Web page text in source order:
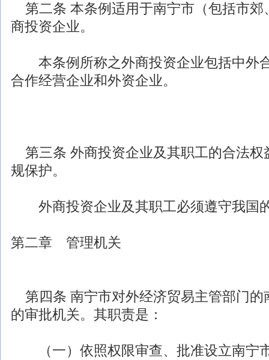
第二条 本条例适用于南宁市（包括市郊
商投资企业。
本条例所称之外商投资企业包括中外
合作经营企业和外资企业。
第三条 外商投资企业及其职工的合法权
规保护。
外商投资企业及其职工必须遵守我国
第二章 管理机关
第四条 南宁市对外经济贸易主管部门的
的审批机关。其职责是：
（一）依照权限审查、批准设立南宁